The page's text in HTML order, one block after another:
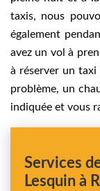
taxis, nous
également
avez un vol à
à réserver un taxi
problème, un
indiquée et vous
Services
Lesquin à